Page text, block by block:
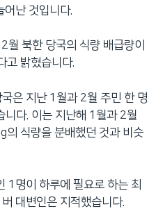
난 것입니다.
월 북한 당국의 식량 배급량이
고 밝혔습니다.
은 지난 1월과 2월 주민 한 명
다. 이는 지난해 1월과 2월
식량을 분배했던 것과 비슷
1명이 하루에 필요로 하는 최
대변인은 지적했습니다.